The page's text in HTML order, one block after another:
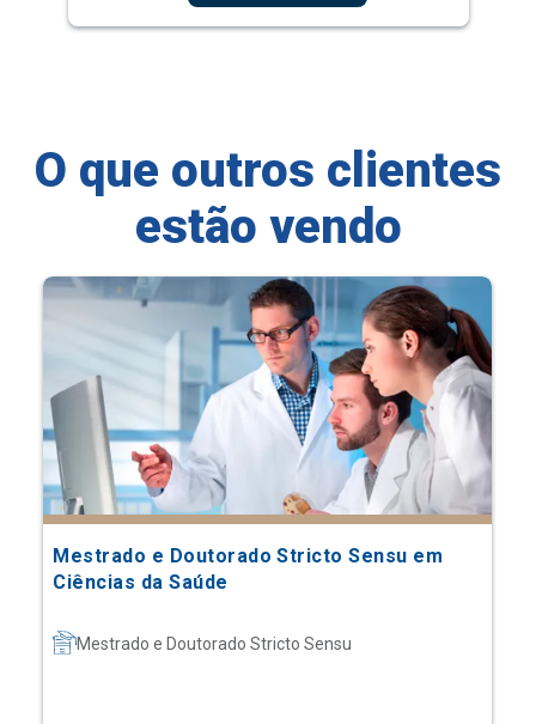
O que outros clientes
estão vendo
Mestrado e Doutorado Stricto Sensu em
Ciências da Saúde
Mestrado e Doutorado Stricto Sensu